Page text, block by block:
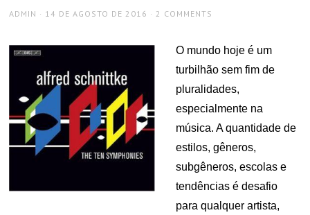
AUTHOR
ADMIN
POSTED
14 DE AGOSTO DE 2016 2 COMMENTS
O mundo hoje é um
turbilhão sem fim de
pluralidades,
especialmente na
música. A quantidade de
estilos, gêneros,
subgêneros, escolas e
tendências é desafio
para qualquer artista,